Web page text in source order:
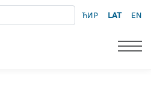
ЋИР LAT EN